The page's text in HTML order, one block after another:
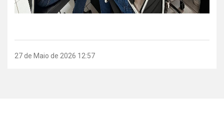
27 de Maio de 2026 12:57